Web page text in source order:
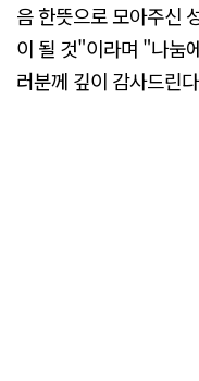
음 한뜻으로 모아주신
이 될 것"이라며 "나눔
러분께 깊이 감사드린